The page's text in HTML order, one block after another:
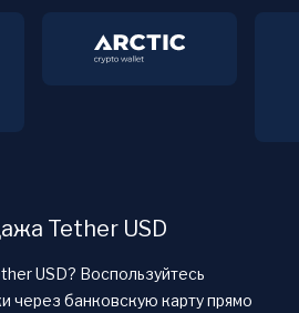
Tether USD
USD? Воспользуйтесь
через банковскую карту прямо